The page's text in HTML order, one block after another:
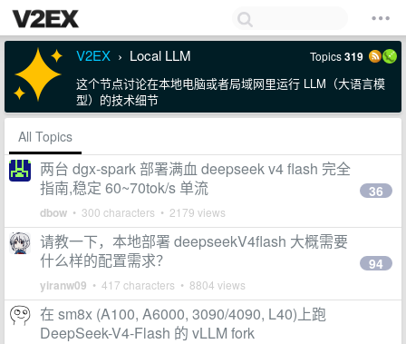
V2EX › Local LLM Topics319
这个节点讨论在本地电脑或者局域网里运行 LLM（大语言模
型）的技术细节
All Topics
两台 dgx-spark 部署满血 deepseek v4 flash 完全
指南,稳定 60~70tok/s 单流
dbow • 300 characters • 2179 views
36
请教一下，本地部署 deepseekV4flash 大概需要
什么样的配置需求？
yiranw09 • 417 characters • 8804 views
94
在 sm8x (A100, A6000, 3090/4090, L40)上跑
DeepSeek-V4-Flash 的 vLLM fork